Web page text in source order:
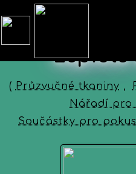
Lepidlo
( Průzvučné tkaniny ,
Nářadí pro
Součástky pro